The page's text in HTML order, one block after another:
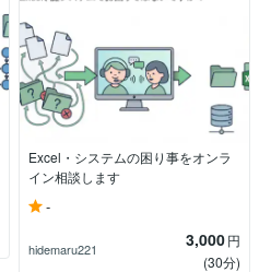
Excel・システムの困り事をオンラ
イン相談します
-
hidemaru221 3,000円
(30分)